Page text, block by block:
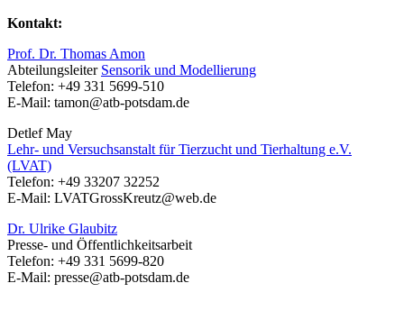
Kontakt:
Prof. Dr. Thomas Amon
Abteilungsleiter Sensorik und Modellierung
Telefon: +49 331 5699-510
E-Mail: tamon@atb-potsdam.de
Detlef May
Lehr- und Versuchsanstalt für Tierzucht und Tierhaltung e.V.
(LVAT)
Telefon: +49 33207 32252
E-Mail: LVATGrossKreutz@web.de
Dr. Ulrike Glaubitz
Presse- und Öffentlichkeitsarbeit
Telefon: +49 331 5699-820
E-Mail: presse@atb-potsdam.de